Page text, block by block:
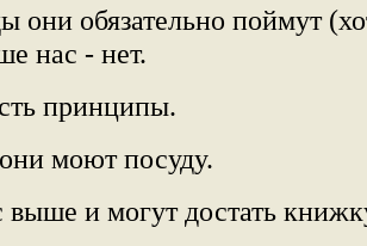
они обязательно поймут
нас - нет.
принципы.
моют посуду.
и могут достать